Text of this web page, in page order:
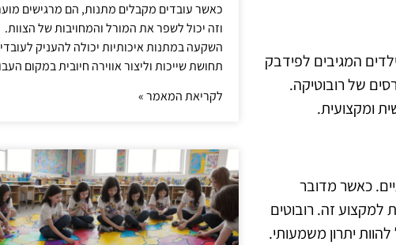
המגיבים לפידבק
של רובוטיקה.
ומקצועית.
כאשר מדובר
למקצוע זה. רובוטים
יתרון משמעותי.
כאשר עובדים מקבלים מתנות, הם מרגישים
וזה יכול לשפר את המורל והמחויבות של הצוות.
השקעה במתנות איכותיות יכולה להעניק
תחושת שייכות וליצור אווירה חיובית במקום
לקריאת המאמר »